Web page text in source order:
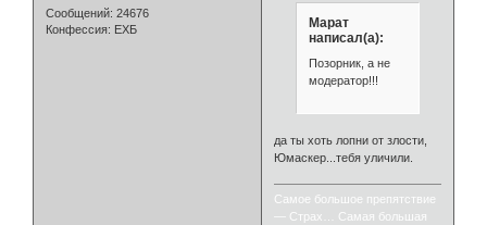
Сообщений: 24676
Конфессия: ЕХБ
Марат
написал(а):
Позорник, а не
модератор!!!
да ты хоть лопни от злости,
Юмаскер...тебя уличили.
Самое большое препятствие
— Страх… Самая большая